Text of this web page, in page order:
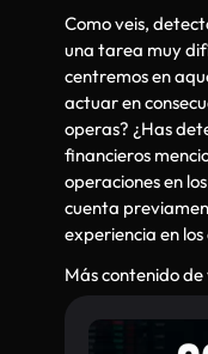
Como veis,
una tarea muy
centremos en
actuar en
operas? ¿Has
financieros
operaciones en
cuenta
experiencia en
Más contenido